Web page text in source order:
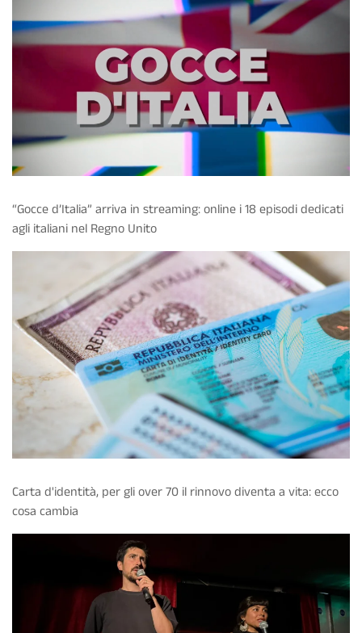
“Gocce d’Italia” arriva in streaming: online i 18 episodi dedicati
agli italiani nel Regno Unito
Carta d'identità, per gli over 70 il rinnovo diventa a vita: ecco
cosa cambia